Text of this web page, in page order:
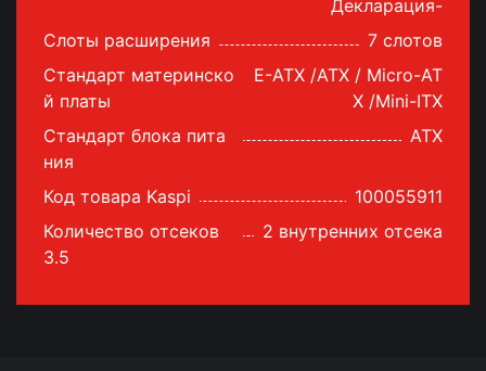
Декларация-
Слоты расширения
7 слотов
Стандарт материнско
й платы
E-ATX /ATX / Micro-AT
X /Mini-ITX
Стандарт блока пита
ния
ATX
Код товара Kaspi
100055911
Количество отсеков
3.5
2 внутренних отсека